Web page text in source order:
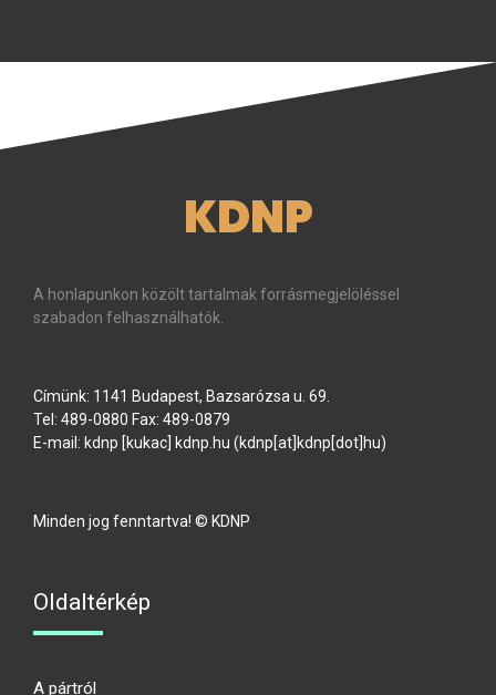
KDNP
A honlapunkon közölt tartalmak forrásmegjelöléssel
szabadon felhasználhatók.
Címünk: 1141 Budapest, Bazsarózsa u. 69.
Tel: 489-0880 Fax: 489-0879
E-mail: kdnp [kukac] kdnp hu (kdnp[at]kdnp[dot]hu)
Minden jog fenntartva! © KDNP
Oldaltérkép
A pártról